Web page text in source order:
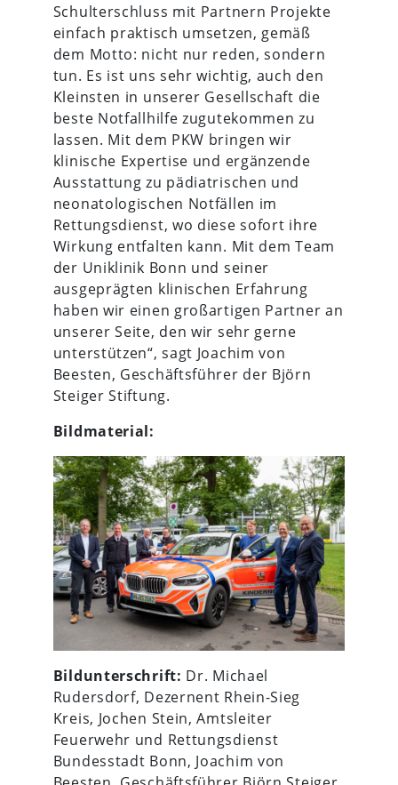
Schulterschluss mit Partnern Projekte
einfach praktisch umsetzen, gemäß
dem Motto: nicht nur reden, sondern
tun. Es ist uns sehr wichtig, auch den
Kleinsten in unserer Gesellschaft die
beste Notfallhilfe zugutekommen zu
lassen. Mit dem PKW bringen wir
klinische Expertise und ergänzende
Ausstattung zu pädiatrischen und
neonatologischen Notfällen im
Rettungsdienst, wo diese sofort ihre
Wirkung entfalten kann. Mit dem Team
der Uniklinik Bonn und seiner
ausgeprägten klinischen Erfahrung
haben wir einen großartigen Partner an
unserer Seite, den wir sehr gerne
unterstützen“, sagt Joachim von
Beesten, Geschäftsführer der Björn
Steiger Stiftung.
Bildmaterial:
Bildunterschrift: Dr. Michael
Rudersdorf, Dezernent Rhein-Sieg
Kreis, Jochen Stein, Amtsleiter
Feuerwehr und Rettungsdienst
Bundesstadt Bonn, Joachim von